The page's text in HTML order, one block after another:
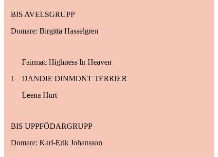
BIS AVELSGRUPP
Domare: Birgitta Hasselgren
1
Fairmac Highness In Heaven
DANDIE DINMONT TERRIER
Leena Hurt
BIS UPPFÖDARGRUPP
Domare: Karl-Erik Johansson